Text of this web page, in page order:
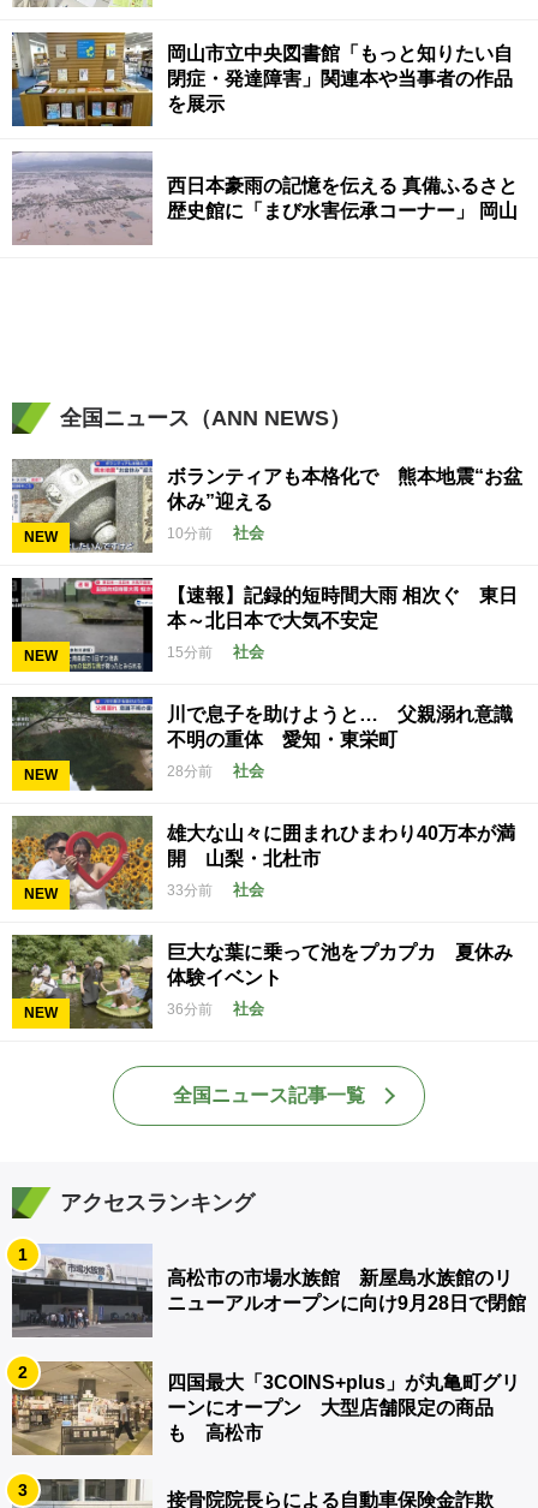
岡山市立中央図書館「もっと知りたい自
閉症・発達障害」関連本や当事者の作品
を展示
西日本豪雨の記憶を伝える 真備ふるさと
歴史館に「まび水害伝承コーナー」 岡山
全国ニュース（ANN NEWS）
NEW
ボランティアも本格化で 熊本地震“お盆
休み”迎える
10分前 社会
NEW
【速報】記録的短時間大雨 相次ぐ 東日
本～北日本で大気不安定
15分前 社会
NEW
川で息子を助けようと… 父親溺れ意識
不明の重体 愛知・東栄町
28分前 社会
NEW
雄大な山々に囲まれひまわり40万本が満
開 山梨・北杜市
33分前 社会
NEW
巨大な葉に乗って池をプカプカ 夏休み
体験イベント
36分前 社会
全国ニュース記事一覧
アクセスランキング
1
高松市の市場水族館 新屋島水族館のリ
ニューアルオープンに向け9月28日で閉館
2
四国最大「3COINS+plus」が丸亀町グリ
ーンにオープン 大型店舗限定の商品
も 高松市
3
接骨院院長らによる自動車保険金詐欺